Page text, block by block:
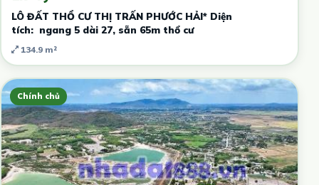
LÔ ĐẤT THỔ CƯ THỊ TRẤN PHƯỚC HẢI* Diện
tích: ngang 5 dài 27, sẵn 65m thổ cư
134.9 m²
Chính chủ